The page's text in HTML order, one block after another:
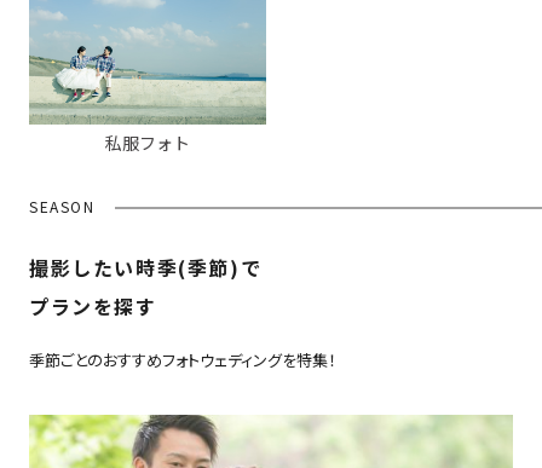
私服フォト
SEASON
撮影したい時季(季節)で
プランを探す
季節ごとのおすすめフォトウェディングを特集！